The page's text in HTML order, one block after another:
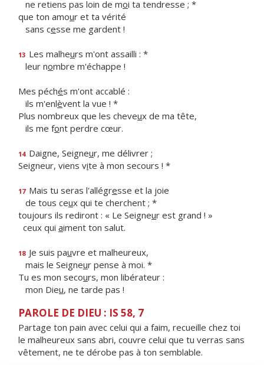
ne retiens pas loin de moi ta tendresse ; *
que ton amour et ta vérité
sans cesse me gardent !
13 Les malheurs m'ont assailli : *
leur nombre m'échappe !
Mes péchés m'ont accablé :
ils m'enlèvent la vue ! *
Plus nombreux que les cheveux de ma tête,
ils me font perdre cœur.
14 Daigne, Seigneur, me délivrer ;
Seigneur, viens vite à mon secours ! *
17 Mais tu seras l'allégresse et la joie
de tous ceux qui te cherchent ; *
toujours ils rediront : « Le Seigneur est grand ! »
ceux qui aiment ton salut.
18 Je suis pauvre et malheureux,
mais le Seigneur pense à moi. *
Tu es mon secours, mon libérateur :
mon Dieu, ne tarde pas !
PAROLE DE DIEU : IS 58, 7
Partage ton pain avec celui qui a faim, recueille chez toi
le malheureux sans abri, couvre celui que tu verras sans
vêtement, ne te dérobe pas à ton semblable.